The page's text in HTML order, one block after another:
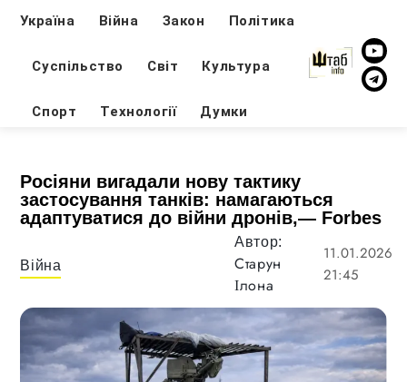
Україна Війна Закон Політика
Суспільство Світ Культура
Спорт Технології Думки
Росіяни вигадали нову тактику
застосування танків: намагаються
адаптуватися до війни дронів,— Forbes
Війна
Автор:
Старун
Ілона
11.01.2026
21:45